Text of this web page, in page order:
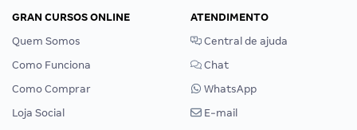
GRAN CURSOS ONLINE
Quem Somos
Como Funciona
Como Comprar
Loja Social
ATENDIMENTO
Central de ajuda
Chat
WhatsApp
E-mail